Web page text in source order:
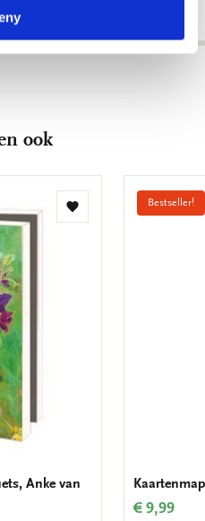
ook
Toevoegen
Anke van
Bestseller!
€ 9,99